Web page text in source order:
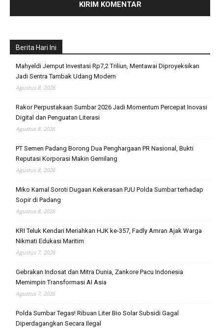
Berita Hari Ini
Mahyeldi Jemput Investasi Rp7,2 Triliun, Mentawai Diproyeksikan
Jadi Sentra Tambak Udang Modern
Agustus 8, 2026
Rakor Perpustakaan Sumbar 2026 Jadi Momentum Percepat Inovasi
Digital dan Penguatan Literasi
Agustus 8, 2026
PT Semen Padang Borong Dua Penghargaan PR Nasional, Bukti
Reputasi Korporasi Makin Gemilang
Agustus 8, 2026
Miko Kamal Soroti Dugaan Kekerasan PJU Polda Sumbar terhadap
Sopir di Padang
Agustus 8, 2026
KRI Teluk Kendari Meriahkan HJK ke-357, Fadly Amran Ajak Warga
Nikmati Edukasi Maritim
Agustus 7, 2026
Gebrakan Indosat dan Mitra Dunia, Zankore Pacu Indonesia
Memimpin Transformasi AI Asia
Agustus 7, 2026
Polda Sumbar Tegas! Ribuan Liter Bio Solar Subsidi Gagal
Diperdagangkan Secara Ilegal